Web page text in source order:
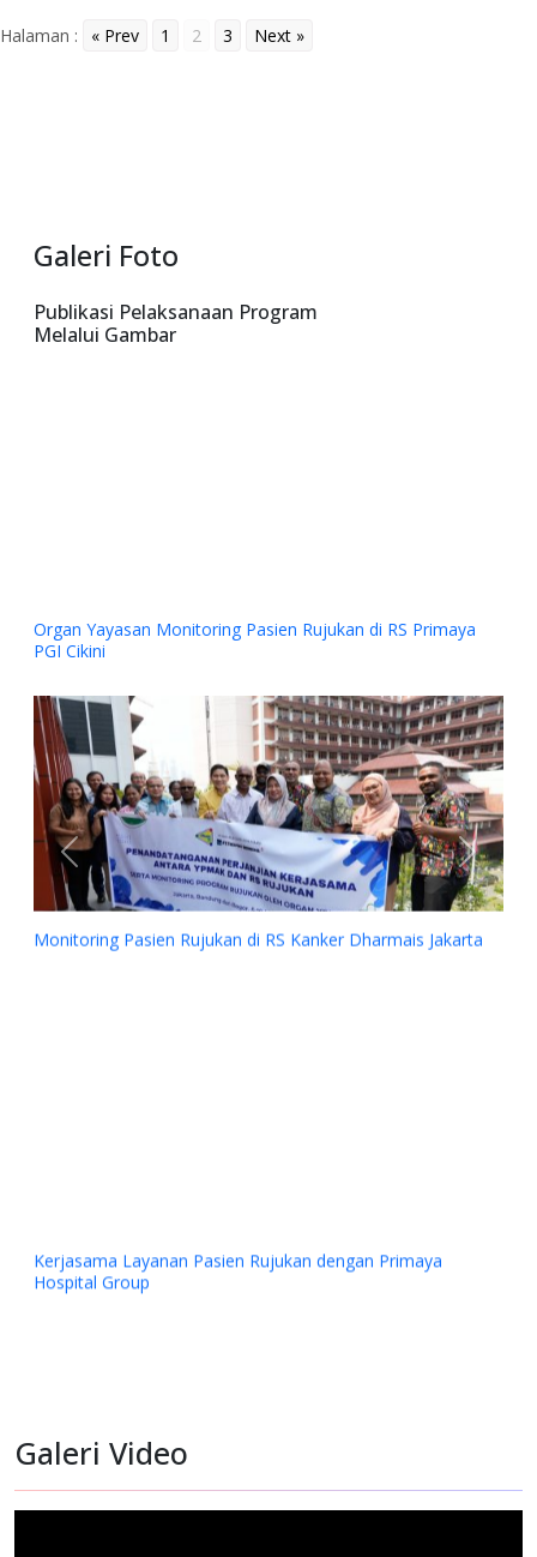
Halaman : « Prev 1 2 3 Next »
Galeri Foto
Publikasi Pelaksanaan Program
Melalui Gambar
Organ Yayasan Monitoring Pasien Rujukan di RS Primaya
PGI Cikini
Monitoring Pasien Rujukan di RS Kanker Dharmais Jakarta
Kerjasama Layanan Pasien Rujukan dengan Primaya
Hospital Group
Previous Next
Galeri Video